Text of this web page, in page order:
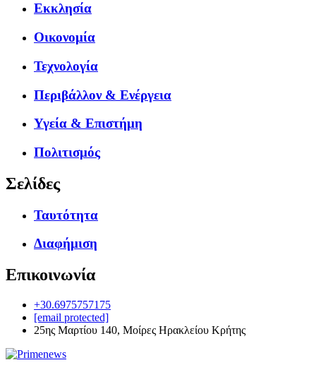
Εκκλησία
Οικονομία
Τεχνολογία
Περιβάλλον & Ενέργεια
Υγεία & Επιστήμη
Πολιτισμός
Σελίδες
Ταυτότητα
Διαφήμιση
Επικοινωνία
+30.6975757175
[email protected]
25ης Μαρτίου 140, Μοίρες Ηρακλείου Κρήτης